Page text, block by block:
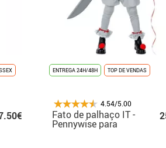
ENTREGA 24H/48H TOP DE VENDAS
4.54/5.00
Fato de palhaço IT -
Pennywise para
menino